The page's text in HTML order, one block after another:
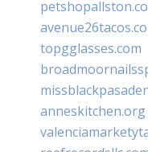
topgglasses.com
anneskitchen.org